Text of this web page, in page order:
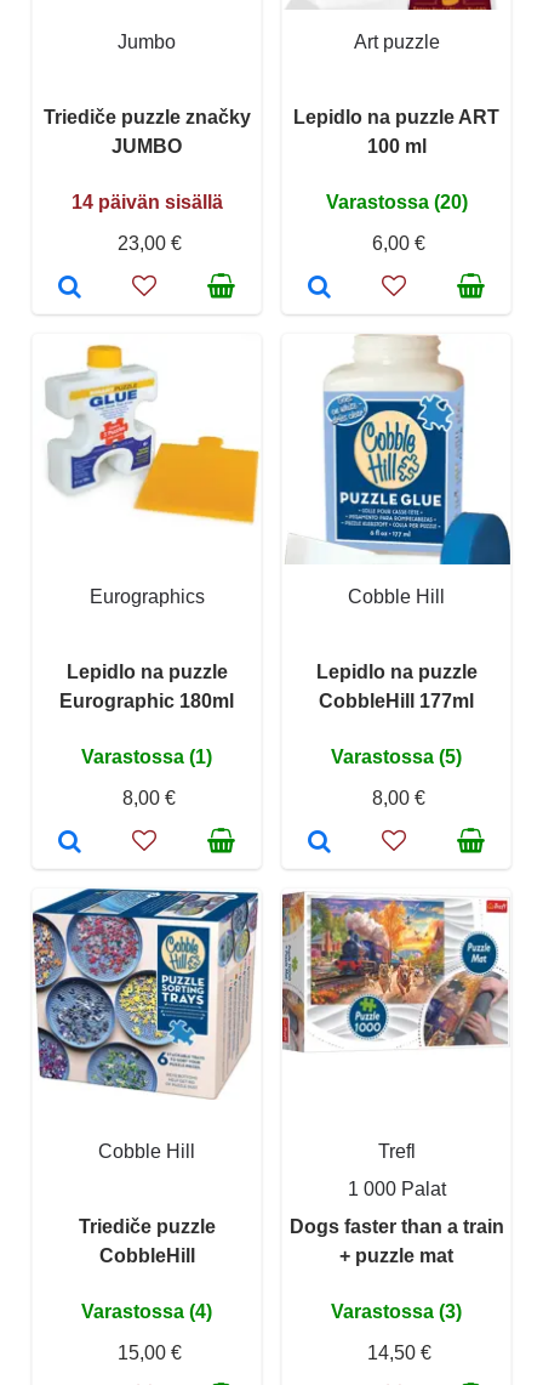
Jumbo
Triediče puzzle značky
JUMBO
14 päivän sisällä
23,00 €
Art puzzle
Lepidlo na puzzle ART
100 ml
Varastossa (20)
6,00 €
Eurographics
Lepidlo na puzzle
Eurographic 180ml
Varastossa (1)
8,00 €
Cobble Hill
Lepidlo na puzzle
CobbleHill 177ml
Varastossa (5)
8,00 €
Cobble Hill
Triediče puzzle
CobbleHill
Varastossa (4)
15,00 €
Trefl
1 000 Palat
Dogs faster than a train
+ puzzle mat
Varastossa (3)
14,50 €